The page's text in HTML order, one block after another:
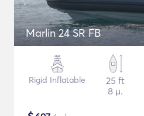
Marlin 24 SR FB
Rigid Inflatable
25 ft
8 μ.